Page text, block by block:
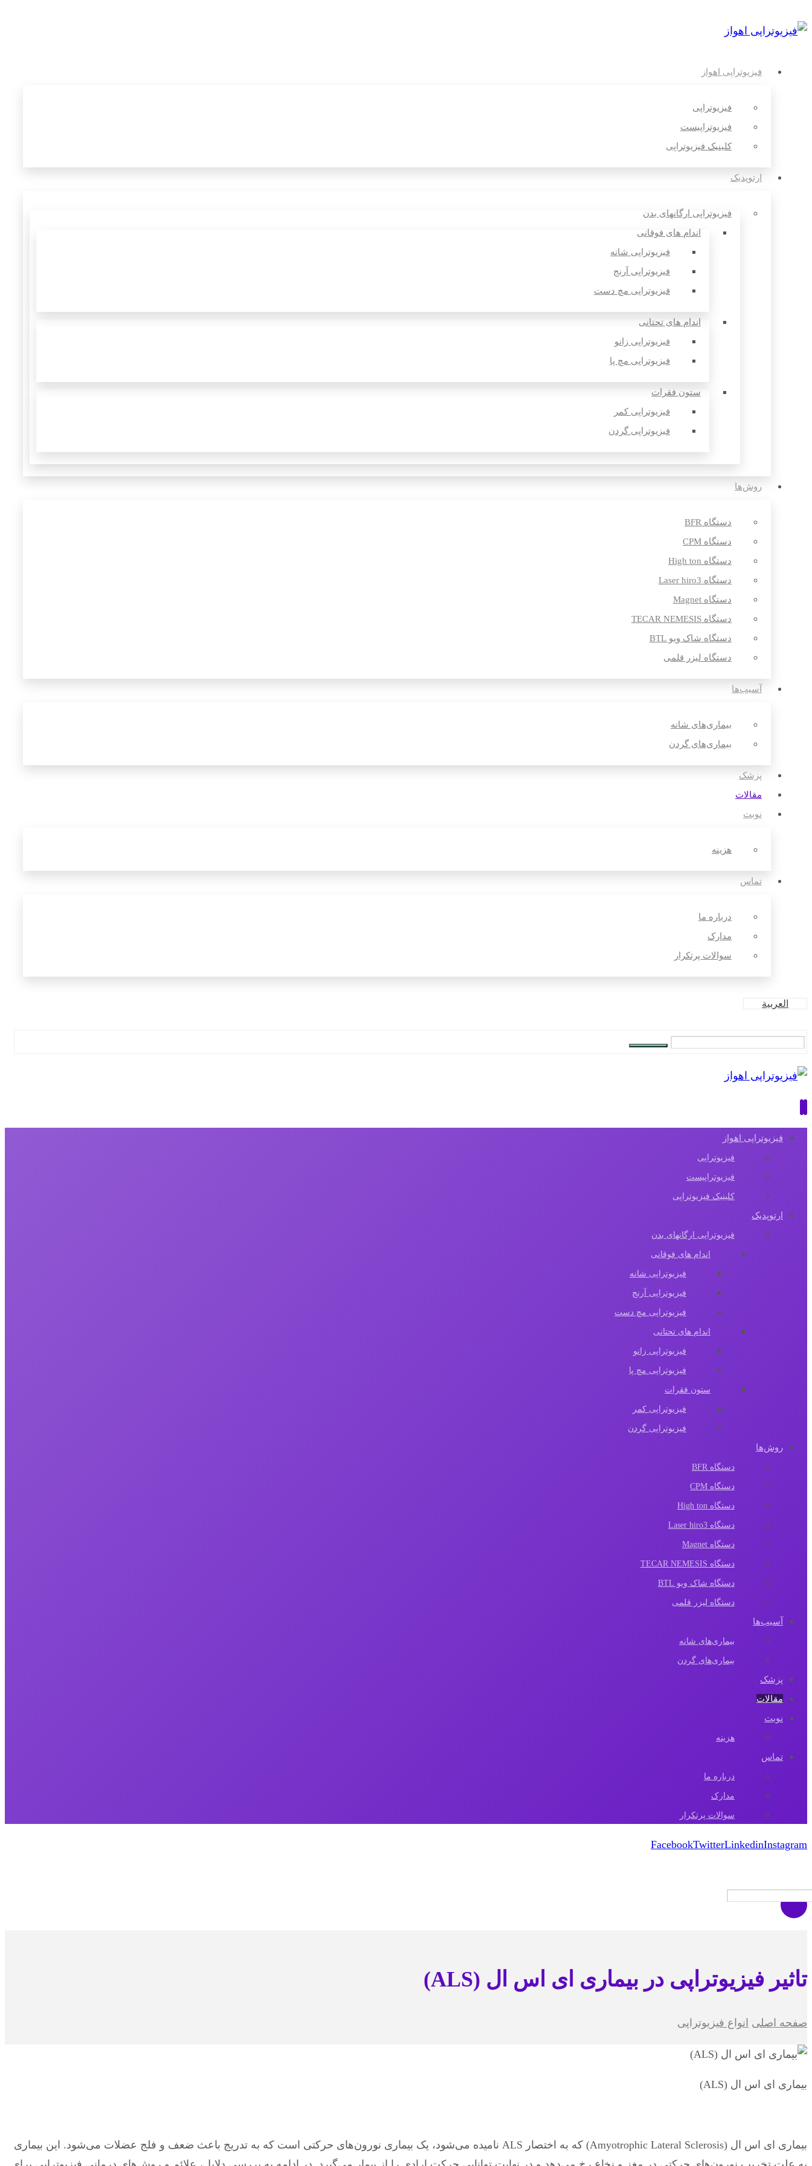
فیزیوتراپی اهواز
فیزیوتراپی
فیزیوتراپیست
کلینیک فیزیوتراپی
ارتوپدیک
فیزیوتراپی ارگانهای بدن
اندام های فوقانی
فیزیوتراپی شانه
فیزیوتراپی آرنج
فیزیوتراپی مچ دست
اندام های تحتانی
فیزیوتراپی زانو
فیزیوتراپی مچ پا
ستون فقرات
فیزیوتراپی کمر
فیزیوتراپی گردن
روش‌ها
دستگاه BFR
دستگاه CPM
دستگاه High ton
دستگاه Laser hiro3
دستگاه Magnet
دستگاه TECAR NEMESIS
دستگاه شاک ویو BTL
دستگاه لیزر قلمی
آسیب‌ها
بیماری‌های شانه
بیماری‌های گردن
پزشک
مقالات‌
نوبت
هزینه
تماس
درباره ما
مدارک
سوالات پرتکرار
العربية
فیزیوتراپی اهواز
فیزیوتراپی
فیزیوتراپیست
کلینیک فیزیوتراپی
ارتوپدیک
فیزیوتراپی ارگانهای بدن
اندام های فوقانی
فیزیوتراپی شانه
فیزیوتراپی آرنج
فیزیوتراپی مچ دست
اندام های تحتانی
فیزیوتراپی زانو
فیزیوتراپی مچ پا
ستون فقرات
فیزیوتراپی کمر
فیزیوتراپی گردن
روش‌ها
دستگاه BFR
دستگاه CPM
دستگاه High ton
دستگاه Laser hiro3
دستگاه Magnet
دستگاه TECAR NEMESIS
دستگاه شاک ویو BTL
دستگاه لیزر قلمی
آسیب‌ها
بیماری‌های شانه
بیماری‌های گردن
پزشک
مقالات‌
نوبت
هزینه
تماس
درباره ما
مدارک
سوالات پرتکرار
FacebookTwitterLinkedinInstagram
تاثیر فیزیوتراپی در بیماری ای اس ال (ALS)
صفحه اصلی انواع فیزیوتراپی
بیماری ای اس ال (ALS)
بیماری ای اس ال (Amyotrophic Lateral Sclerosis) که به اختصار ALS نامیده می‌شود، یک بیماری نورون‌های حرکتی است که به تدریج باعث ضعف و فلج عضلات می‌شود. این بیماری